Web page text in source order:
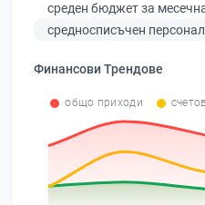
среден бюджет за
средносписъчен
Финансови Трендове
общо приходи